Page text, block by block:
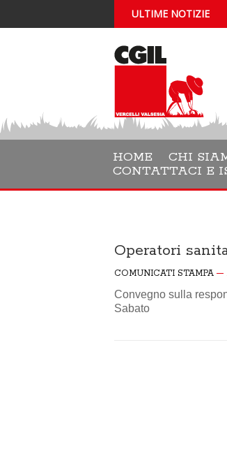
ULTIME NOTIZIE
Gabriele Cantelli è il
HOME CHI
CONTATTACI E
Operatori
COMUNICATI STAMPA
Convegno sulla
Sabato